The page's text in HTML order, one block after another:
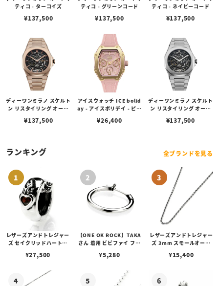
ティコ - ターコイズ
¥137,500
ティコ - グリーンコード
¥137,500
ティコ - ネイビーコード
¥137,500
ディーワンミラノ スケルト
ン リスタイリング オート
¥137,500
アイスウォッチ ICE bolid
ay - アイスボリデイ - ピン
¥26,400
ディーワンミラノ スケルト
ン リスタイリング オート
¥137,500
ランキング 全ブランドを見る
レザーズアンドトレジャー
ズ セイクリッドハートピ
¥27,500
【ONE OK ROCK】TAKA
さん 着用 ビビファイ フー
¥5,280
レザーズアンドトレジャー
ズ 3mm スモールオーバ
ブスタークラスプ＆LTロ
¥15,400